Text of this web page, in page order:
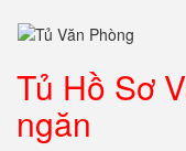
Tủ Hồ Sơ
ngăn